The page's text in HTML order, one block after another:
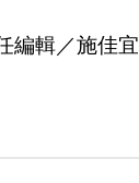
輯／施佳宜